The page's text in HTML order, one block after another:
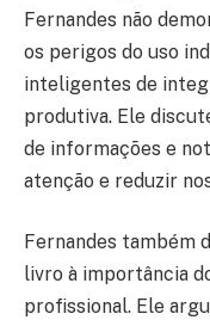
Fernandes não
os perigos do uso
inteligentes de
produtiva. Ele
de informações e
atenção e reduzir
Fernandes também
livro à importância
profissional. Ele